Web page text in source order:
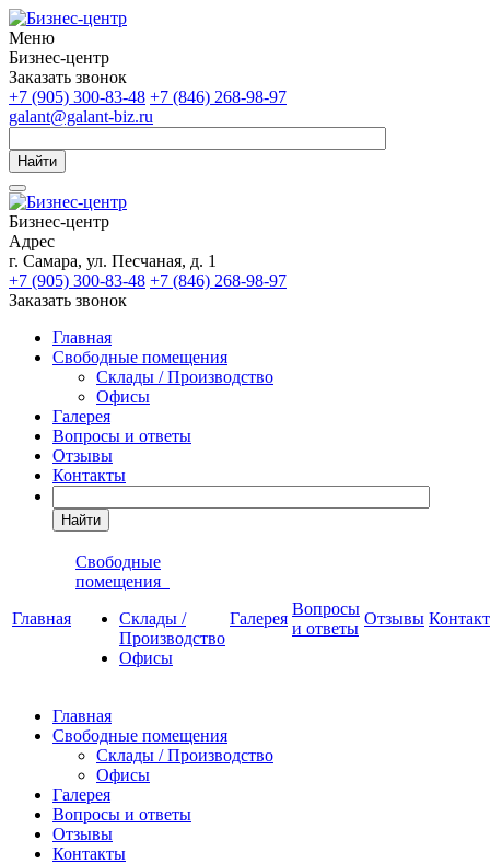
Меню
Бизнес-центр
Заказать звонок
+7 (905) 300-83-48 +7 (846) 268-98-97
galant@galant-biz.ru
Найти
Бизнес-центр
Адрес
г. Самара, ул. Песчаная, д. 1
+7 (905) 300-83-48 +7 (846) 268-98-97
Заказать звонок
Главная
Свободные помещения
Склады / Производство
Офисы
Галерея
Вопросы и ответы
Отзывы
Контакты
Найти
Главная
Свободные
помещения
Склады /
Производство
Офисы
Галерея
Вопросы
и ответы
Отзывы
Главная
Свободные помещения
Склады / Производство
Офисы
Галерея
Вопросы и ответы
Отзывы
Контакты